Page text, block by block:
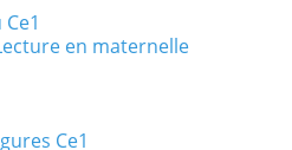
en maternelle
Ce1